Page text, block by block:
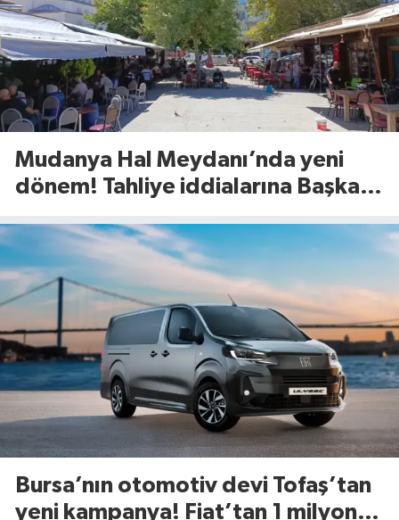
Mudanya Hal Meydanı’nda yeni
dönem! Tahliye iddialarına Başkan
Bursa’nın otomotiv devi Tofaş’tan
yeni kampanya! Fiat’tan 1 milyon